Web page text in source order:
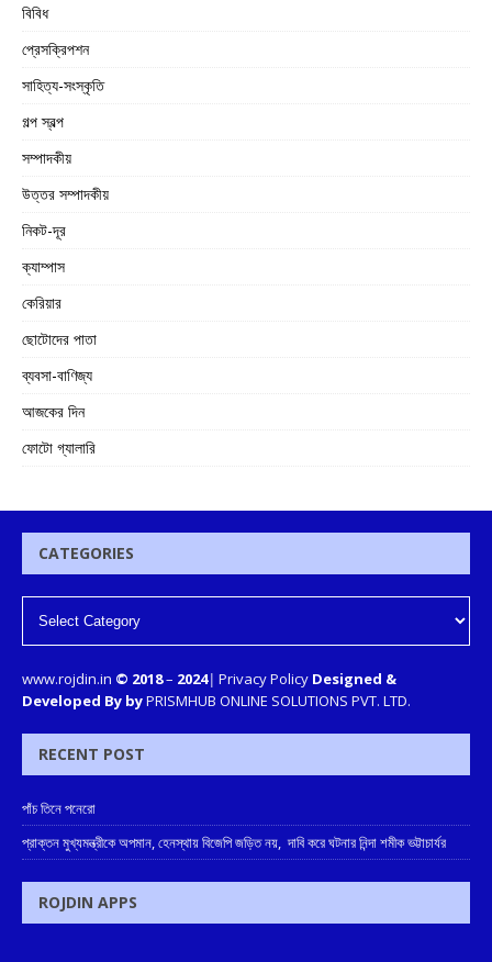
বিবিধ
প্রেসক্রিপশন
সাহিত্য-সংস্কৃতি
গল্প স্বল্প
সম্পাদকীয়
উত্তর সম্পাদকীয়
নিকট-দূর
ক্যাম্পাস
কেরিয়ার
ছোটোদের পাতা
ব্যবসা-বাণিজ্য
আজকের দিন
ফোটো গ্যালারি
CATEGORIES
www.rojdin.in © 2018– 2024| Privacy Policy Designed &
Developed By byPRISMHUB ONLINE SOLUTIONS PVT. LTD.
RECENT POST
পাঁচ তিনে পনেরো
প্রাক্তন মুখ্যমন্ত্রীকে অপমান, হেনস্থায় বিজেপি জড়িত নয়, দাবি করে ঘটনার নিন্দা শমীক ভট্টাচার্যর
ROJDIN APPS